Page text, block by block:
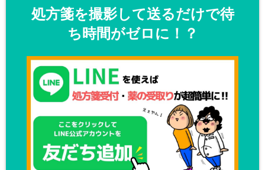
処方箋を撮影して送るだけで待
ち時間がゼロに！？